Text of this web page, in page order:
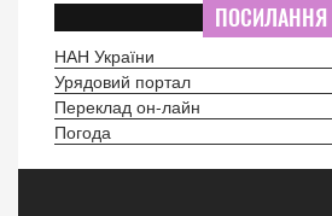
ПОСИЛАННЯ
НАН України
Урядовий портал
Переклад он-лайн
Погода